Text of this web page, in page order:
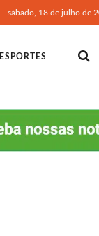
sábado, 18 de julho de
ESPORTES